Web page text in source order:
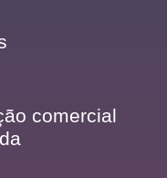
comercial